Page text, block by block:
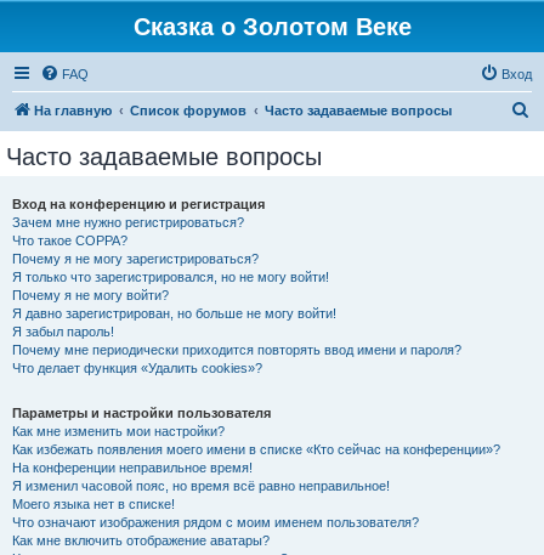
Сказка о Золотом Веке
FAQ Вход
На главную Список форумов Часто задаваемые вопросы
Часто задаваемые вопросы
Вход на конференцию и регистрация
Зачем мне нужно регистрироваться?
Что такое COPPA?
Почему я не могу зарегистрироваться?
Я только что зарегистрировался, но не могу войти!
Почему я не могу войти?
Я давно зарегистрирован, но больше не могу войти!
Я забыл пароль!
Почему мне периодически приходится повторять ввод имени и пароля?
Что делает функция «Удалить cookies»?
Параметры и настройки пользователя
Как мне изменить мои настройки?
Как избежать появления моего имени в списке «Кто сейчас на конференции»?
На конференции неправильное время!
Я изменил часовой пояс, но время всё равно неправильное!
Моего языка нет в списке!
Что означают изображения рядом с моим именем пользователя?
Как мне включить отображение аватары?